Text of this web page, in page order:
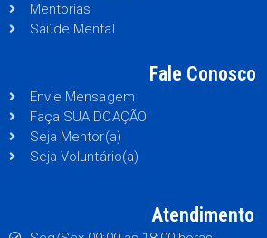
Mentorias
Saúde Mental
Fale Conosco
Envie Mensagem
Faça SUA DOAÇÃO
Seja Mentor(a)
Seja Voluntário(a)
Atendimento